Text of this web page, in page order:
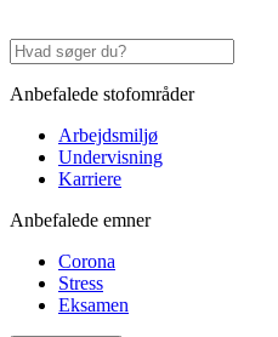
Anbefalede stofområder
Arbejdsmiljø
Undervisning
Karriere
Anbefalede emner
Corona
Stress
Eksamen